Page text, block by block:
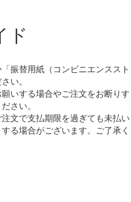
ド
振替用紙（コンビニエンススト
い。
いする場合やご注文をお断りす
さい。
文で支払期限を過ぎても未払い
る場合がございます。ご了承く